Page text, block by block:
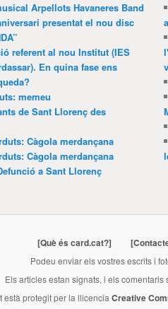
Arpellots Havaneres Band
presentat el nou disc
referent al nou Institut (IES
En quina fase ens
memeu
de Sant Llorenç des
Càgola merdançana
Càgola merdançana
a Sant Llorenç
[Què és card.cat?]
Podeu enviar els vostres escrits i
Els articles estan signats, i els
està protegit per la llicencia Creative